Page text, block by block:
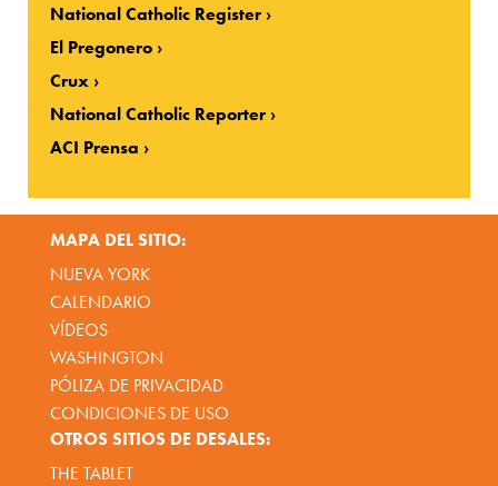
National Catholic Register
El Pregonero
Crux
National Catholic Reporter
ACI Prensa
MAPA DEL SITIO:
NUEVA YORK
CALENDARIO
VÍDEOS
WASHINGTON
PÓLIZA DE PRIVACIDAD
CONDICIONES DE USO
OTROS SITIOS DE DESALES:
THE TABLET